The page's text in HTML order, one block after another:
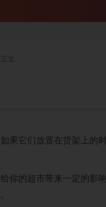
果它们放置在货架上的
你的超市带来一定的影